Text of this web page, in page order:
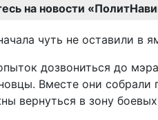
на новости
чуть не оставили
дозвониться до
Вместе они собрали
вернуться в зону